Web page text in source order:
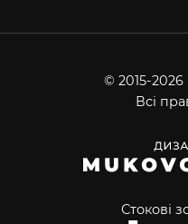
© 2015-
Всі
Стокові